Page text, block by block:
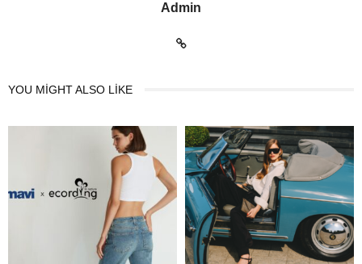
Admin
YOU MIGHT ALSO LIKE